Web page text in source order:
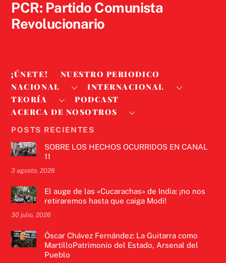
PCR: Partido Comunista
Revolucionario
¡ÚNETE!
NUESTRO PERIODICO
NACIONAL
INTERNACIONAL
TEORÍA
PODCAST
ACERCA DE NOSOTROS
POSTS RECIENTES
SOBRE LOS HECHOS OCURRIDOS EN CANAL
11
3 agosto, 2026
El auge de las «Cucarachas» de India: ¡no nos
retiraremos hasta que caiga Modi!
30 julio, 2026
Óscar Chávez Fernández: La Guitarra como
MartilloPatrimonio del Estado, Arsenal del
Pueblo